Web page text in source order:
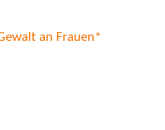
an Frauen*